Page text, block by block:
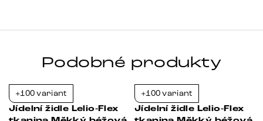
Podobné produkty
+100 variant
Jídelní židle Lelio-Flex
+100 variant
Jídelní židle Lelio-Flex